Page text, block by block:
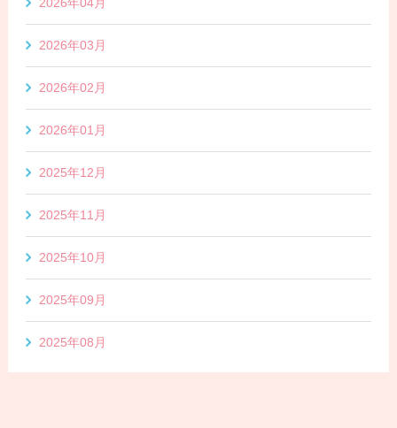
2026年04月
2026年03月
2026年02月
2026年01月
2025年12月
2025年11月
2025年10月
2025年09月
2025年08月